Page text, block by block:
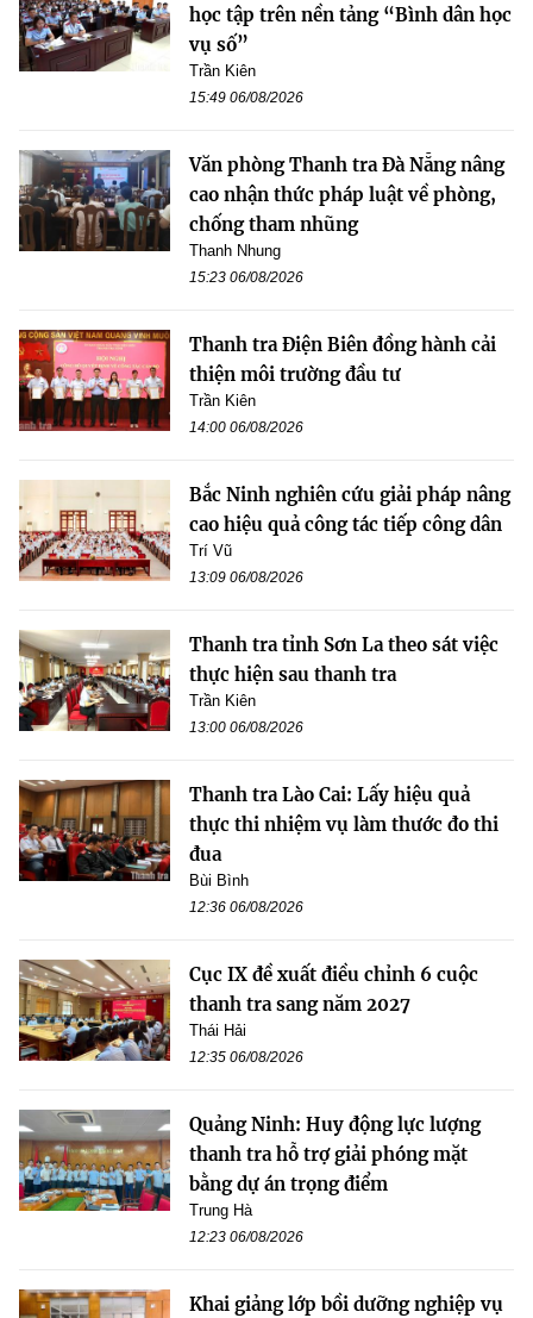
học tập trên nền tảng “Bình dân học
vụ số”
Trần Kiên
15:49 06/08/2026
Văn phòng Thanh tra Đà Nẵng nâng
cao nhận thức pháp luật về phòng,
chống tham nhũng
Thanh Nhung
15:23 06/08/2026
Thanh tra Điện Biên đồng hành cải
thiện môi trường đầu tư
Trần Kiên
14:00 06/08/2026
Bắc Ninh nghiên cứu giải pháp nâng
cao hiệu quả công tác tiếp công dân
Trí Vũ
13:09 06/08/2026
Thanh tra tỉnh Sơn La theo sát việc
thực hiện sau thanh tra
Trần Kiên
13:00 06/08/2026
Thanh tra Lào Cai: Lấy hiệu quả
thực thi nhiệm vụ làm thước đo thi
đua
Bùi Bình
12:36 06/08/2026
Cục IX đề xuất điều chỉnh 6 cuộc
thanh tra sang năm 2027
Thái Hải
12:35 06/08/2026
Quảng Ninh: Huy động lực lượng
thanh tra hỗ trợ giải phóng mặt
bằng dự án trọng điểm
Trung Hà
12:23 06/08/2026
Khai giảng lớp bồi dưỡng nghiệp vụ